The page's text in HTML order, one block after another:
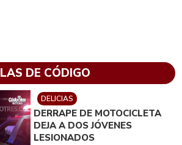
LAS DE CÓDIGO
DELICIAS
DERRAPE DE MOTOCICLETA
DEJA A DOS JÓVENES
LESIONADOS